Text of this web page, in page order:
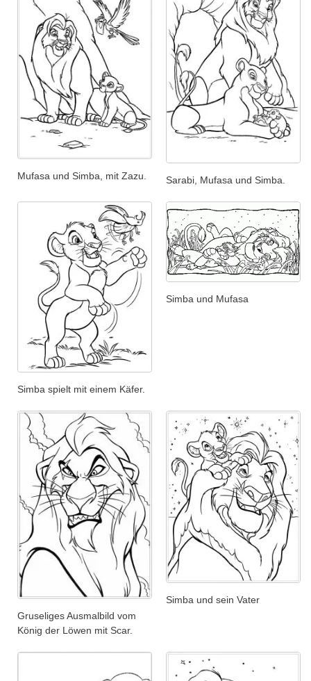
Mufasa und Simba, mit Zazu. Sarabi, Mufasa und Simba.
Simba spielt mit einem Käfer.
Simba und Mufasa
Gruseliges Ausmalbild vom
König der Löwen mit Scar.
Simba und sein Vater